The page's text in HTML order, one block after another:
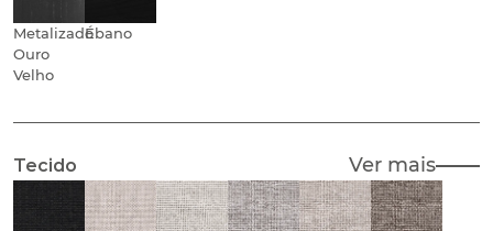
Metalizado
Ouro
Velho
Ébano
Tecido Ver mais